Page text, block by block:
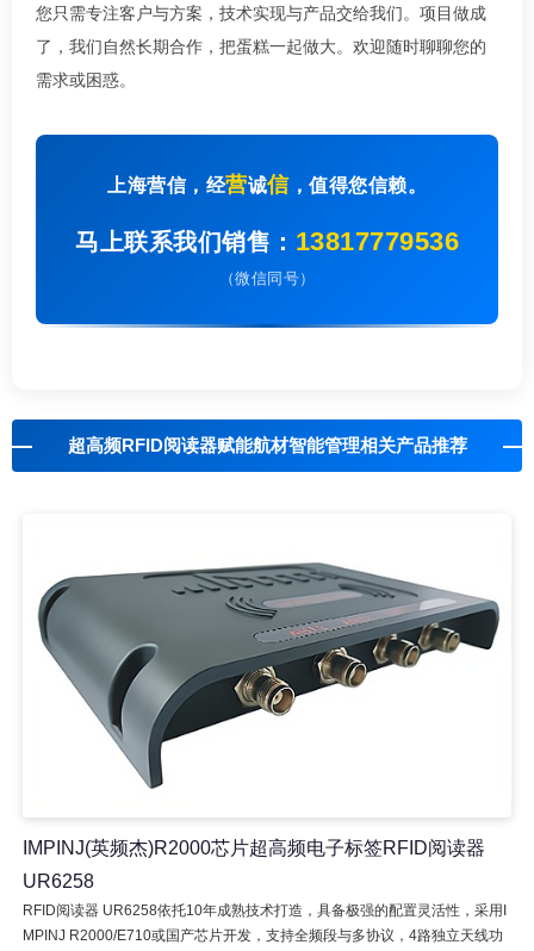
您只需专注客户与方案，技术实现与产品交给我们。项目做成
了，我们自然长期合作，把蛋糕一起做大。欢迎随时聊聊您的
需求或困惑。
上海营信，经营诚信，值得您信赖。
马上联系我们销售： 13817779536
（微信同号）
超高频RFID阅读器赋能航材智能管理相关产品推荐
IMPINJ(英频杰)R2000芯片超高频电子标签RFID阅读器
UR6258
RFID阅读器 UR6258依托10年成熟技术打造，具备极强的配置灵活性，采用I
MPINJ R2000/E710或国产芯片开发，支持全频段与多协议，4路独立天线功